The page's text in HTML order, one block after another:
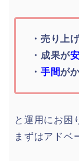
・売り上
・成果が
・ 手間が
と運用にお困
まずはアドベ